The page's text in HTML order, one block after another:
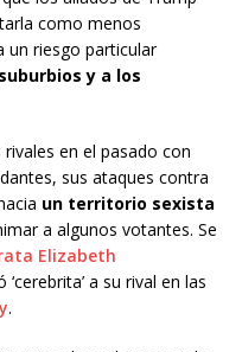
como menos
un riesgo particular
y a los
en el pasado con
sus ataques contra
un territorio sexista
a algunos votantes. Se
Elizabeth
a su rival en las
.